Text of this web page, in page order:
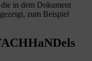
in dem Dokument
zum Beispiel